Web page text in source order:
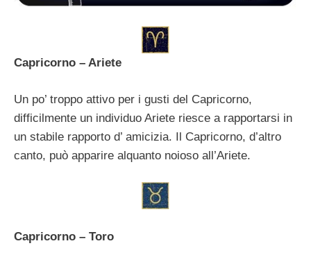
Capricorno – Ariete
Un po’ troppo attivo per i gusti del Capricorno,
difficilmente un individuo Ariete riesce a rapportarsi in
un stabile rapporto d’ amicizia. Il Capricorno, d’altro
canto, può apparire alquanto noioso all’Ariete.
Capricorno – Toro